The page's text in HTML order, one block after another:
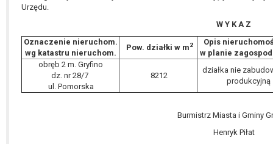
Urzędu.
W Y K A Z
Oznaczenie nieruchom.
wg katastru nieruchom.
Pow. działki w m2
Opis
w planie
obręb 2 m. Gryfino
dz. nr 28/7
ul. Pomorska
8212
działka nie
produkcyjną
Burmistrz Miasta i Gminy
Henryk Piłat